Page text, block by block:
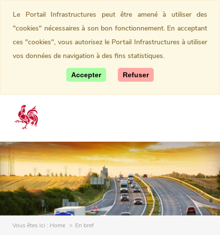
Vous êtes ici : Home En bref
Le Portail Infrastructures peut être amené à utiliser des
"cookies" nécessaires à son bon fonctionnement. En acceptant
ces "cookies", vous autorisez le Portail Infrastructures à utiliser
vos données de navigation à des fins statistiques.
Accepter Refuser